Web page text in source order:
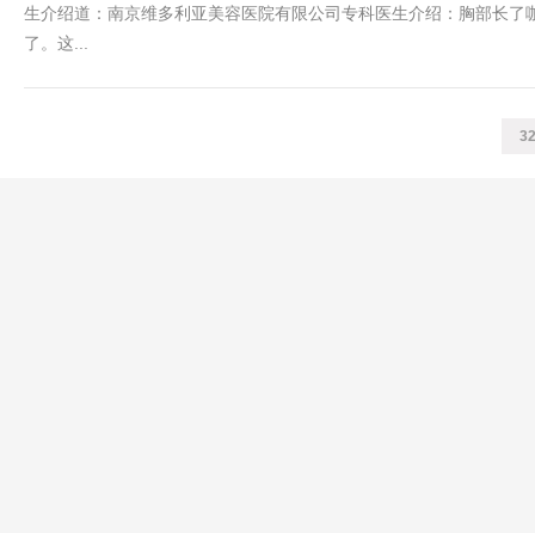
生介绍道：南京维多利亚美容医院有限公司专科医生介绍：胸部长了
了。这...